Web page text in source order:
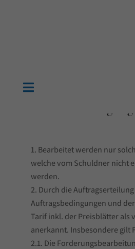

Bearbeitet werden nur
welche vom Schuldner nicht
werden.
Durch die
Auftragsbedingungen und
Tarif inkl. der Preisblätter als
anerkannt. Insbesondere gilt
2.1. Die